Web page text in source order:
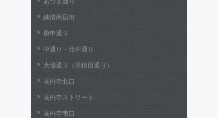
純情商店街
庚申通り
中通り・北中通り
大場通り（早稲田通り）
高円寺北口
高円寺ストリート
高円寺南口